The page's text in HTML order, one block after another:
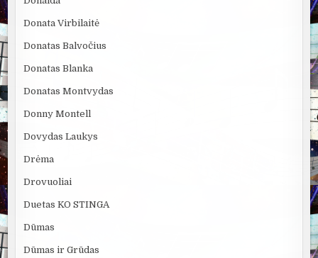
Donata Virbilaitė
Donatas Balvočius
Donatas Blanka
Donatas Montvydas
Donny Montell
Dovydas Laukys
Drėma
Drovuoliai
Duetas KO STINGA
Dūmas
Dūmas ir Grūdas